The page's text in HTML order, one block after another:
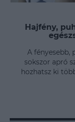
Hajfény,
A fényesebb,
sokszor apró
hozhatsz ki